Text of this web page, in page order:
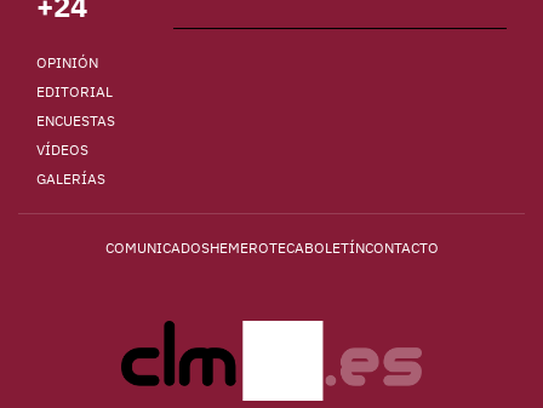
OPINIÓN
EDITORIAL
ENCUESTAS
VÍDEOS
GALERÍAS
COMUNICADOSHEMEROTECABOLETÍNCONTACTO